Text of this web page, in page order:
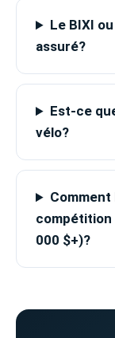
Le BIXI
assuré?
Est-ce
vélo?
compétition
000 $+)?